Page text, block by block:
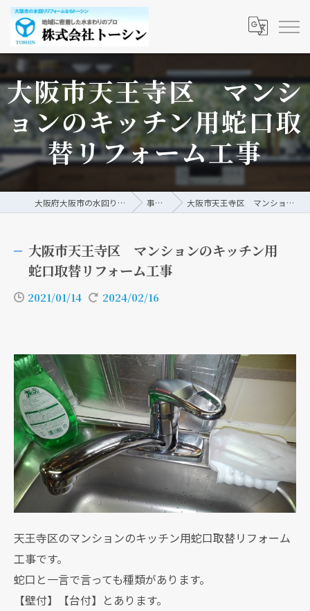
大阪市天王寺区 マンシ
ョンのキッチン用蛇口取
替リフォーム工事
大阪府大阪市の水回りリフォームなら株式会社トーシン 事例/ブログ 大阪市天王寺区 マンションのキッチン用蛇口取替リフォーム工事
大阪市天王寺区 マンションのキッチン用
蛇口取替リフォーム工事
2021/01/14 2024/02/16
天王寺区のマンションのキッチン用蛇口取替リフォーム
工事です。
蛇口と一言で言っても種類があります。
【壁付】【台付】とあります。